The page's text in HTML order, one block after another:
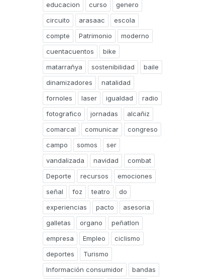
educacion
curso
genero
circuito
arasaac
escola
compte
Patrimonio
moderno
cuentacuentos
bike
matarrañya
sostenibilidad
baile
dinamizadores
natalidad
fornoles
laser igualdad
radio
fotografico
jornadas
alcañiz
comarcal
comunicar
congreso
campo
somos
ser
vandalizada
navidad
combat
Deporte
recursos
emociones
señal
foz teatro
do
experiencias
pacto
asesoria
galletas
organo
peñatlon
empresa
Empleo
ciclismo
deportes
Turismo
Información consumidor
bandas